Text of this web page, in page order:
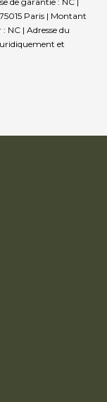
Paris | Montant
NC | Adresse du
et